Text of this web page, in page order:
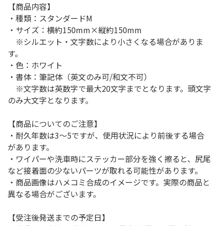
【商品内容】
・種類：スタンダードM
・サイズ：横約150mm×縦約150mm
※シルエット・文字数により小さくなる場合がありま
す。
・色：ホワイト
・書体：筆記体（英文のみ可/和文不可）
※文字数は英数字で最大20文字までとなります。頭文字
のみ大文字となります。
【商品についてのご注意】
・耐久年数は3～5ですが、使用状況により前後する場合
があります。
・ワイパーや洗車時にステッカー部分を強く擦ると、尻尾
など接着面の少ないパーツが取れる可能性があります。
・商品画像はハメコミ合成のイメージです。実際の商品と
異なる場合がございます。
【受注後発送までの予定日】